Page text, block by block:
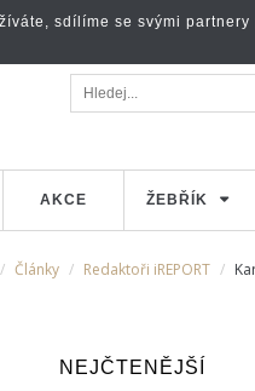
AKCE ŽEBŘÍK
Články Redaktoři iREPORT
NEJČTENĚJŠÍ
sdílíme se svými